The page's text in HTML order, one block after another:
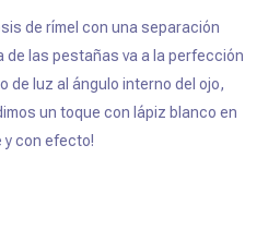
de rímel con una separación
de las pestañas va a la perfección
de luz al ángulo interno del ojo,
un toque con lápiz blanco en
y con efecto!